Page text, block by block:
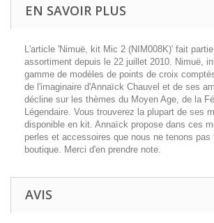
EN SAVOIR PLUS
L'article 'Nimuë, kit Mic 2 (NIM008K)' fait
assortiment depuis le 22 juillet 2010. Nimuë,
gamme de modèles de points de croix
de l'imaginaire d'Annaïck Chauvel et de ses
décline sur les thèmes du Moyen Age, de la
Légendaire. Vous trouverez la plupart de ses
disponible en kit. Annaïck propose dans ces
perles et accessoires que nous ne tenons pas
boutique. Merci d'en prendre note.
AVIS